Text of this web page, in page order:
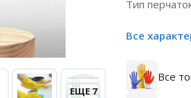
ЕЩЕ 7
Тип
Все
Все